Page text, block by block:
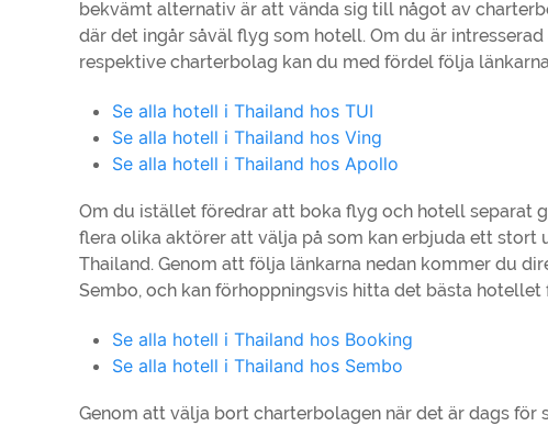
bekvämt alternativ är att vända sig till något av
där det ingår såväl flyg som hotell. Om du är
respektive charterbolag kan du med fördel följa
Se alla hotell i Thailand hos TUI
Se alla hotell i Thailand hos Ving
Se alla hotell i Thailand hos Apollo
Om du istället föredrar att boka flyg och hotell separat
flera olika aktörer att välja på som kan erbjuda ett
Thailand. Genom att följa länkarna nedan kommer du
Sembo, och kan förhoppningsvis hitta det bästa hotellet
Se alla hotell i Thailand hos Booking
Se alla hotell i Thailand hos Sembo
Genom att välja bort charterbolagen när det är dags